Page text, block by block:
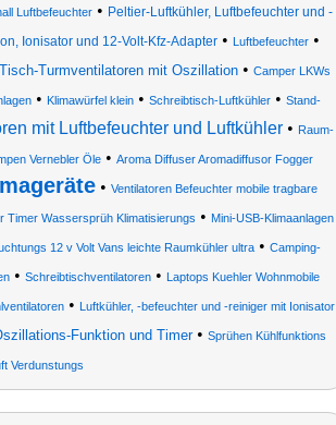
Luftbefeuchter • Peltier-Luftkühler, Luftbefeuchter und -
Ionisator und 12-Volt-Kfz-Adapter• Luftbefeuchter•
Tisch-Turmventilatoren mit Oszillation • Camper LKWs
• Klimawürfel klein• Schreibtisch-Luftkühler• Stand-
mit Luftbefeuchter und Luftkühler• Raum-
Vernebler Öle • Aroma Diffuser Aromadiffusor Fogger
• Ventilatoren Befeuchter mobile tragbare
Timer Wassersprüh Klimatisierungs • Mini-USB-Klimaanlagen
12 v Volt Vans leichte Raumkühler ultra • Camping-
• Schreibtischventilatoren• Laptops Kuehler Wohnmobile
• Luftkühler, -befeuchter und -reiniger mit Ionisator
Funktion und Timer• Sprühen Kühlfunktions
Verdunstungs